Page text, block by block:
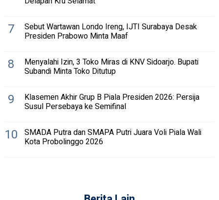
7 Sebut Wartawan Londo Ireng, IJTI Surabaya Desak
Presiden Prabowo Minta Maaf
8 Menyalahi Izin, 3 Toko Miras di KNV Sidoarjo. Bupati
Subandi Minta Toko Ditutup
9 Klasemen Akhir Grup B Piala Presiden 2026: Persija
Susul Persebaya ke Semifinal
10 SMADA Putra dan SMAPA Putri Juara Voli Piala Wali
Kota Probolinggo 2026